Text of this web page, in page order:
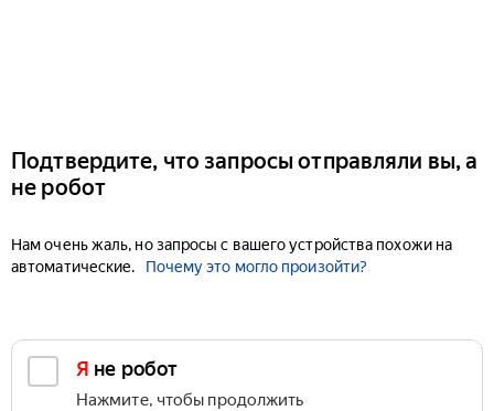
Подтвердите, что запросы отправляли вы, а
не робот
Нам очень жаль, но запросы с вашего устройства похожи на
автоматические.
Почему это могло произойти?
Я не робот
Нажмите, чтобы продолжить